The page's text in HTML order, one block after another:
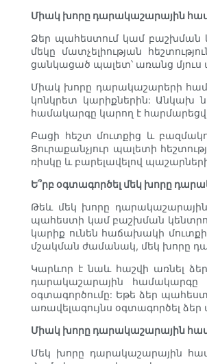
Միակ խորը դարակաշարային
Ձեր պահեստում կամ բաշխման
մեկը մատչելիության
ցանկացած պալետ՝ առանց մյուս
Միակ խորը դարակաշարերի
կոնկրետ կարիքներին: Անկախ
համակարգը կարող է
Բացի հեշտ մուտքից և
Յուրաքանչյուր պալետի
ռիսկը և բարելավելով
Ե՞րբ օգտագործել մեկ խորը
Թեև մեկ խորը դարակաշարային
պահեստի կամ բաշխման
կարիք ունեն հաճախակի
մշակման ժամանակ, մեկ խորը
Կարևոր է նաև հաշվի առնել
դարակաշարային համակարգը
օգտագործումը: Եթե ձեր
առավելագույնս օգտագործել
Միակ խորը դարակաշարային
Մեկ խորը դարակաշարային